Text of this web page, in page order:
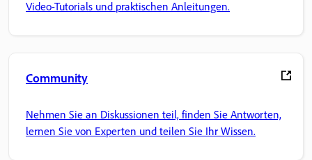
Video-Tutorials und praktischen Anleitungen.
Community
Nehmen Sie an Diskussionen teil, finden Sie Antworten,
lernen Sie von Experten und teilen Sie Ihr Wissen.